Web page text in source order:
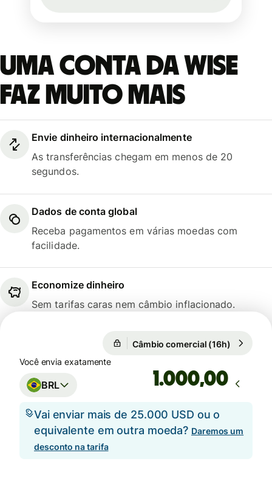
Uma conta da Wise
faz muito mais
Envie dinheiro internacionalmente
As transferências chegam em menos de 20
segundos.
Dados de conta global
Receba pagamentos em várias moedas com
facilidade.
Economize dinheiro
Sem tarifas caras nem câmbio inflacionado.
Câmbio comercial (16h)
Você envia exatamente
BRL ,00
Vai enviar mais de 25.000 USD ou o
equivalente em outra moeda? Daremos um
desconto na tarifa